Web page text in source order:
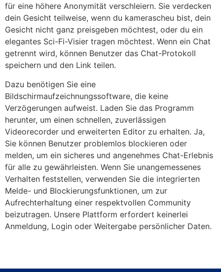
für eine höhere Anonymität verschleiern. Sie verdecken
dein Gesicht teilweise, wenn du kamerascheu bist, dein
Gesicht nicht ganz preisgeben möchtest, oder du ein
elegantes Sci-Fi-Visier tragen möchtest. Wenn ein Chat
getrennt wird, können Benutzer das Chat-Protokoll
speichern und den Link teilen.
Dazu benötigen Sie eine
Bildschirmaufzeichnungssoftware, die keine
Verzögerungen aufweist. Laden Sie das Programm
herunter, um einen schnellen, zuverlässigen
Videorecorder und erweiterten Editor zu erhalten. Ja,
Sie können Benutzer problemlos blockieren oder
melden, um ein sicheres und angenehmes Chat-Erlebnis
für alle zu gewährleisten. Wenn Sie unangemessenes
Verhalten feststellen, verwenden Sie die integrierten
Melde- und Blockierungsfunktionen, um zur
Aufrechterhaltung einer respektvollen Community
beizutragen. Unsere Plattform erfordert keinerlei
Anmeldung, Login oder Weitergabe persönlicher Daten.